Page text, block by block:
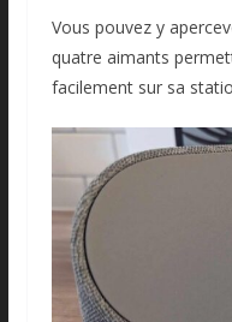
Vous pouvez y
quatre aimants
facilement sur sa